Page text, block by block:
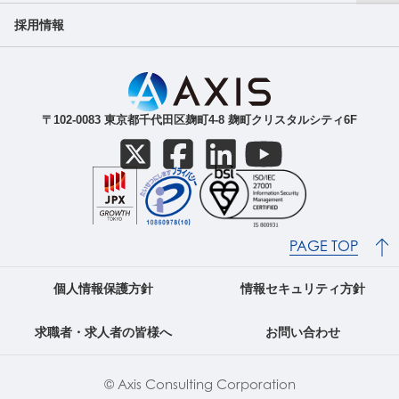
副業サービス
ご人材をお探しの法人の方
導入事例
成長戦略
IR最新ニュース（適時開示等）
IR関連資料（決算短信等）
株主・株式関連
SDGｓへの取り組み
採用情報
〒102-0083 東京都千代田区麹町4-8 麹町クリスタルシティ6F
個人情報保護方針 情報セキュリティ方針
求職者・求人者の皆様へ お問い合わせ
© Axis Consulting Corporation
PAGE TOP